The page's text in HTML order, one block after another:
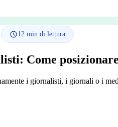
12 min di lettura
Come
i giornalisti, i giornali o i